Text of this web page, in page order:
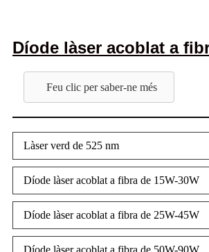
Díode làser acoblat a
Feu clic per saber-ne més
Làser verd de 525 nm
Díode làser acoblat a fibra de 15W-30W
Díode làser acoblat a fibra de 25W-45W